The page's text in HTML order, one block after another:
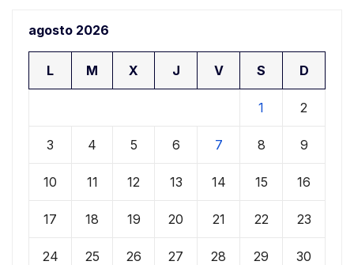
agosto 2026
L M X J V S D
1 2
3 4 5 6 7 8 9
10 11 12 13 14 15 16
17 18 19 20 21 22 23
24 25 26 27 28 29 30